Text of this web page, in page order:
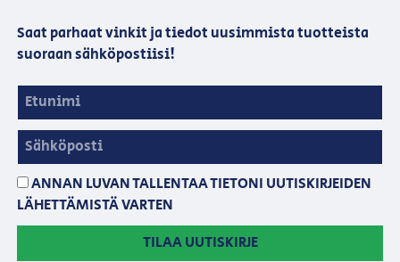
Saat parhaat vinkit ja tiedot uusimmista tuotteista
suoraan sähköpostiisi!
ANNAN LUVAN TALLENTAA TIETONI UUTISKIRJEIDEN
LÄHETTÄMISTÄ VARTEN
TILAA UUTISKIRJE